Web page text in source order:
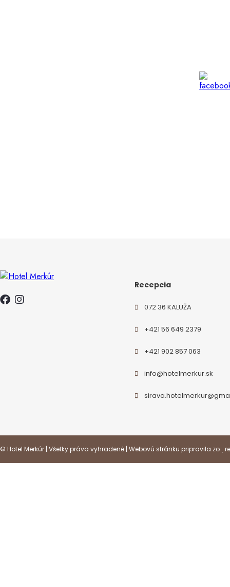
Recepcia
072 36 KALUŽA
+421 56 649 2379
+421 902 857 063
info@hotelmerkur.sk
© Hotel Merkúr | Všetky práva vyhradené | Webovú stránku pripravila zo